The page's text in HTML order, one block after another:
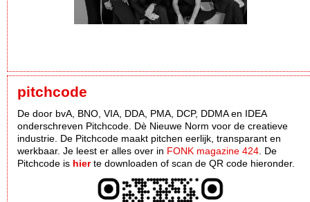
pitchcode
De door bvA, BNO, VIA, DDA, PMA, DCP, DDMA en IDEA
onderschreven Pitchcode. Dè Nieuwe Norm voor de creatieve
industrie. De Pitchcode maakt pitchen eerlijk, transparant en
werkbaar. Je leest er alles over in FONK magazine 424 . De
Pitchcode is hierte downloaden of scan de QR code hieronder.